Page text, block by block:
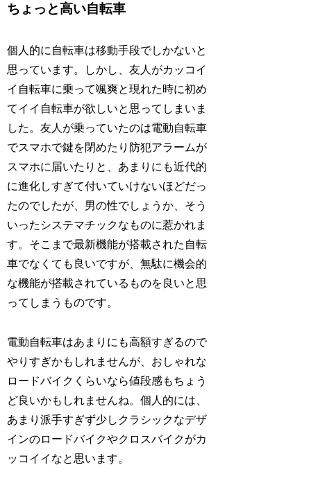
ちょっと高い自転車
個人的に自転車は移動手段でしかないと
思っています。しかし、友人がカッコイ
イ自転車に乗って颯爽と現れた時に初め
てイイ自転車が欲しいと思ってしまいま
した。友人が乗っていたのは電動自転車
でスマホで鍵を閉めたり防犯アラームが
スマホに届いたりと、あまりにも近代的
に進化しすぎて付いていけないほどだっ
たのでしたが、男の性でしょうか、そう
いったシステマチックなものに惹かれま
す。そこまで最新機能が搭載された自転
車でなくても良いですが、無駄に機会的
な機能が搭載されているものを良いと思
ってしまうものです。
電動自転車はあまりにも高額すぎるので
やりすぎかもしれませんが、おしゃれな
ロードバイクくらいなら値段感もちょう
ど良いかもしれませんね。個人的には、
あまり派手すぎず少しクラシックなデザ
インのロードバイクやクロスバイクがカ
ッコイイなと思います。